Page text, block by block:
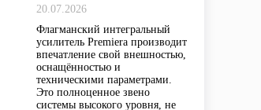
20.07.2026
Флагманский интегральный
усилитель Premiera производит
впечатление свой внешностью,
оснащённостью и
техническими параметрами.
Это полноценное звено
системы высокого уровня, не